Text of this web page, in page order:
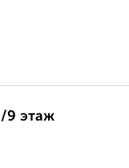
9 этаж